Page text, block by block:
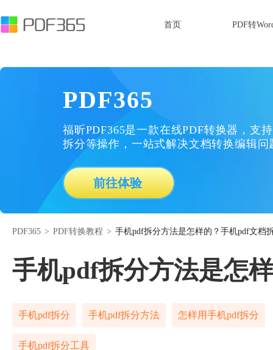
首页 PDF转
PDF365
福昕PDF365是一款在线PDF转换器，支
拆分等操作，一站式解决文档转换编辑问
前往体验
PDF365 > PDF转换教程 > 手机pdf拆分方法是怎样的？手机pdf文档
手机pdf拆分方法是怎
手机pdf拆分 手机pdf拆分方法 怎样用手机pdf拆分
手机pdf拆分工具